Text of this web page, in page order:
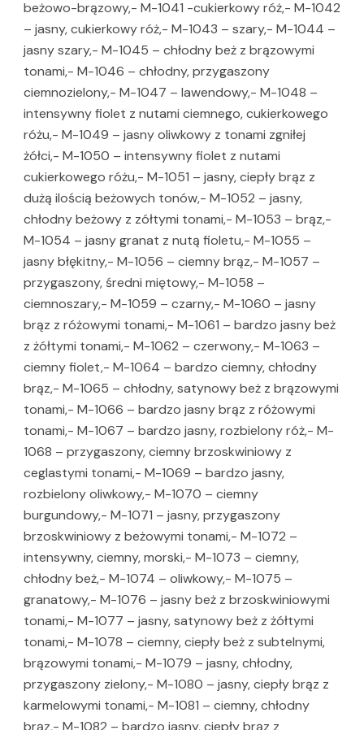
beżowo-brązowy,- M-1041 -cukierkowy róż,- M-1042
– jasny, cukierkowy róż,- M-1043 – szary,- M-1044 –
jasny szary,- M-1045 – chłodny beż z brązowymi
tonami,- M-1046 – chłodny, przygaszony
ciemnozielony,- M-1047 – lawendowy,- M-1048 –
intensywny fiolet z nutami ciemnego, cukierkowego
różu,- M-1049 – jasny oliwkowy z tonami zgniłej
żółci,- M-1050 – intensywny fiolet z nutami
cukierkowego różu,- M-1051 – jasny, ciepły brąz z
dużą ilością beżowych tonów,- M-1052 – jasny,
chłodny beżowy z zółtymi tonami,- M-1053 – brąz,-
M-1054 – jasny granat z nutą fioletu,- M-1055 –
jasny błękitny,- M-1056 – ciemny brąz,- M-1057 –
przygaszony, średni miętowy,- M-1058 –
ciemnoszary,- M-1059 – czarny,- M-1060 – jasny
brąz z różowymi tonami,- M-1061 – bardzo jasny beż
z żółtymi tonami,- M-1062 – czerwony,- M-1063 –
ciemny fiolet,- M-1064 – bardzo ciemny, chłodny
brąz,- M-1065 – chłodny, satynowy beż z brązowymi
tonami,- M-1066 – bardzo jasny brąz z różowymi
tonami,- M-1067 – bardzo jasny, rozbielony róż,- M-
1068 – przygaszony, ciemny brzoskwiniowy z
ceglastymi tonami,- M-1069 – bardzo jasny,
rozbielony oliwkowy,- M-1070 – ciemny
burgundowy,- M-1071 – jasny, przygaszony
brzoskwiniowy z beżowymi tonami,- M-1072 –
intensywny, ciemny, morski,- M-1073 – ciemny,
chłodny beż,- M-1074 – oliwkowy,- M-1075 –
granatowy,- M-1076 – jasny beż z brzoskwiniowymi
tonami,- M-1077 – jasny, satynowy beż z żółtymi
tonami,- M-1078 – ciemny, ciepły beż z subtelnymi,
brązowymi tonami,- M-1079 – jasny, chłodny,
przygaszony zielony,- M-1080 – jasny, ciepły brąz z
karmelowymi tonami,- M-1081 – ciemny, chłodny
brąz,- M-1082 – bardzo jasny, ciepły brąz z